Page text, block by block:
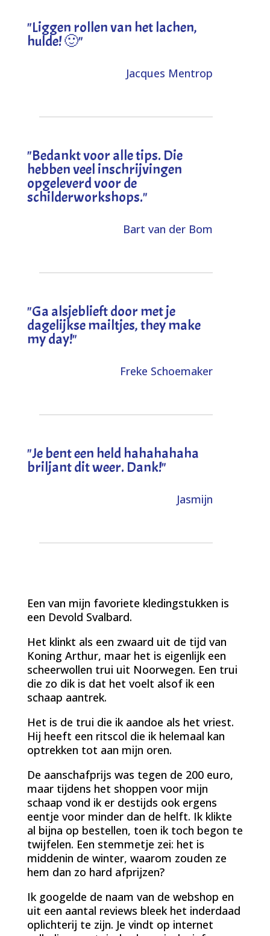
"Liggen rollen van het lachen,
hulde! 🙂"
Jacques Mentrop
"Bedankt voor alle tips. Die
hebben veel inschrijvingen
opgeleverd voor de
schilderworkshops."
Bart van der Bom
"Ga alsjeblieft door met je
dagelijkse mailtjes, they make
my day!"
Freke Schoemaker
"Je bent een held hahahahaha
briljant dit weer. Dank!"
Jasmijn
Een van mijn favoriete kledingstukken is
een Devold Svalbard.
Het klinkt als een zwaard uit de tijd van
Koning Arthur, maar het is eigenlijk een
scheerwollen trui uit Noorwegen. Een trui
die zo dik is dat het voelt alsof ik een
schaap aantrek.
Het is de trui die ik aandoe als het vriest.
Hij heeft een ritscol die ik helemaal kan
optrekken tot aan mijn oren.
De aanschafprijs was tegen de 200 euro,
maar tijdens het shoppen voor mijn
schaap vond ik er destijds ook ergens
eentje voor minder dan de helft. Ik klikte
al bijna op bestellen, toen ik toch begon te
twijfelen. Een stemmetje zei: het is
middenin de winter, waarom zouden ze
hem dan zo hard afprijzen?
Ik googelde de naam van de webshop en
uit een aantal reviews bleek het inderdaad
oplichterij te zijn. Je vindt op internet